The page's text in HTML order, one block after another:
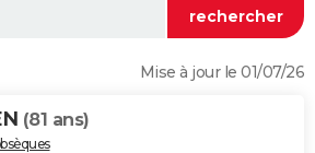
Mise à jour le 01/07/26
(81 ans)